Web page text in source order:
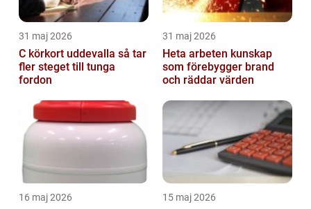
31 maj 2026
C körkort uddevalla så tar
fler steget till tunga
fordon
31 maj 2026
Heta arbeten kunskap
som förebygger brand
och räddar värden
16 maj 2026 15 maj 2026